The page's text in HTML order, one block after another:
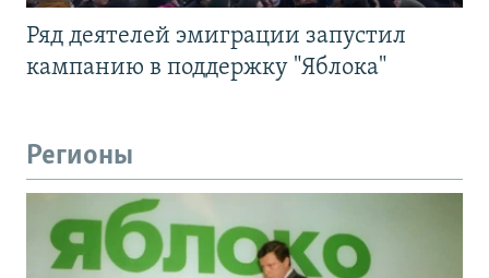
Ряд деятелей эмиграции запустил
кампанию в поддержку "Яблока"
Регионы